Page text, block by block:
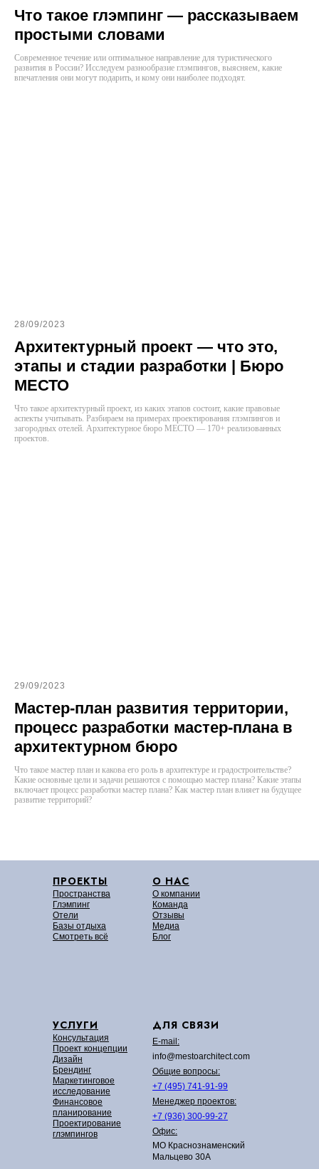
Что такое глэмпинг — рассказываем
простыми словами
Современное течение или оптимальное направление для туристического
развития в России? Исследуем разнообразие глэмпингов, выясняем, какие
впечатления они могут подарить, и кому они наиболее подходят.
28/09/2023
Архитектурный проект — что это,
этапы и стадии разработки | Бюро
МЕСТО
Что такое архитектурный проект, из каких этапов состоит, какие правовые
аспекты учитывать. Разбираем на примерах проектирования глэмпингов и
загородных отелей. Архитектурное бюро МЕСТО — 170+ реализованных
проектов.
29/09/2023
Мастер-план развития территории,
процесс разработки мастер-плана в
архитектурном бюро
Что такое мастер план и какова его роль в архитектуре и градостроительстве?
Какие основные цели и задачи решаются с помощью мастер плана? Какие этапы
включает процесс разработки мастер плана? Как мастер план влияет на будущее
развитие территорий?
ДЛЯ СВЯЗИ
E-mail:
info@mestoarchitect.com
Общие вопросы:
+7 (495) 741-91-99
Менеджер проектов:
+7 (936) 300-99-27
Офис:
МО Краснознаменский
Мальцево 30А
О НАС
О компании
Команда
Отзывы
Медиа
Блог
УСЛУГИ
Консультация
Проект концепции
Дизайн
Брендинг
Маркетинговое
исследование
Финансовое
планирование
Проектирование
глэмпингов
ПРОЕКТЫ
Пространства
Глэмпинг
Отели
Базы отдыха
Смотреть всё